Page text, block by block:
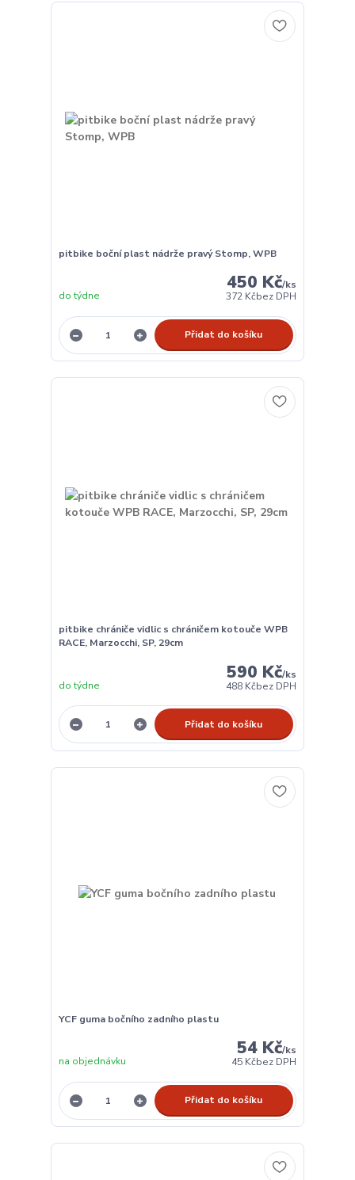
pitbike boční plast nádrže pravý Stomp, WPB
450 Kč/ks
372 Kčbez DPH
do týdne
Přidat do košíku
pitbike chrániče vidlic s chráničem kotouče WPB
RACE, Marzocchi, SP, 29cm
590 Kč/ks
488 Kčbez DPH
do týdne
Přidat do košíku
YCF guma bočního zadního plastu
54 Kč/ks
45 Kčbez DPH
na objednávku
Přidat do košíku